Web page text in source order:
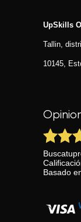
UpSkills
Tallin,
10145,
Basado